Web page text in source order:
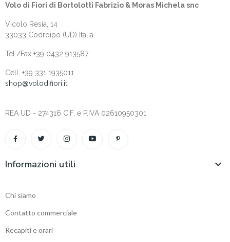
Volo di Fiori di Bortolotti Fabrizio & Moras Michela snc
Vicolo Resia, 14
33033 Codroipo (UD) Italia
Tel./Fax +39 0432 913587
Cell. +‎39 331 1935011
shop@volodifiori.it
REA UD - 274316 C.F. e P.IVA 02610950301
Informazioni utili 
Chi siamo
Contatto commerciale
Recapiti e orari